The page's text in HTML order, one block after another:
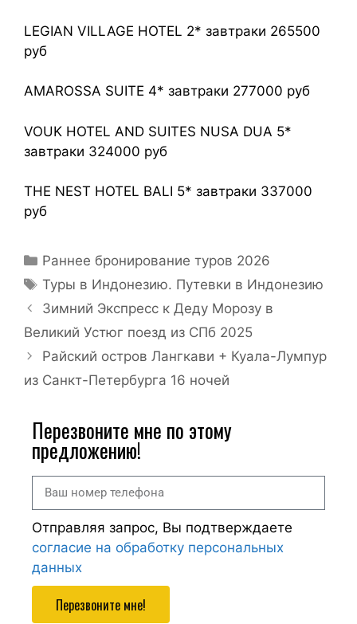
LEGIAN VILLAGE HOTEL 2* завтраки 265500
руб
AMAROSSA SUITE 4* завтраки 277000 руб
VOUK HOTEL AND SUITES NUSA DUA 5*
завтраки 324000 руб
THE NEST HOTEL BALI 5* завтраки 337000
руб
Раннее бронирование туров 2026
Туры в Индонезию. Путевки в Индонезию
Зимний Экспресс к Деду Морозу в
Великий Устюг поезд из СПб 2025
Райский остров Лангкави + Куала-Лумпур
из Санкт-Петербурга 16 ночей
Перезвоните мне по этому
предложению!
Отправляя запрос, Вы подтверждаете
согласие на обработку персональных
данных
Перезвоните мне!